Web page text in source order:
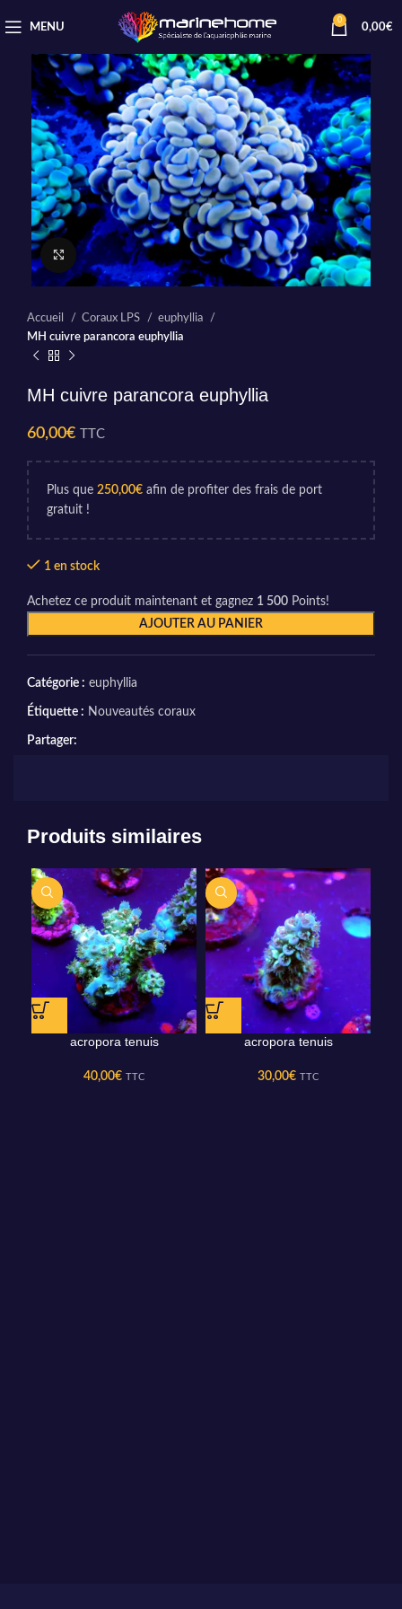
MENU
0
0,00€
Cliquez pour agrandir
Accueil Coraux LPS
euphyllia
MH cuivre parancora euphyllia
MH cuivre parancora euphyllia
60,00€ TTC
Plus que 250,00€ afin de profiter des frais de port
gratuit !
1 en stock
Achetez ce produit maintenant et gagnez 1 500 Points!
AJOUTER AU PANIER
Catégorie : euphyllia
Étiquette : Nouveautés coraux
Partager:
Produits similaires
acropora tenuis
40,00€ TTC
acropora tenuis
30,00€ TTC